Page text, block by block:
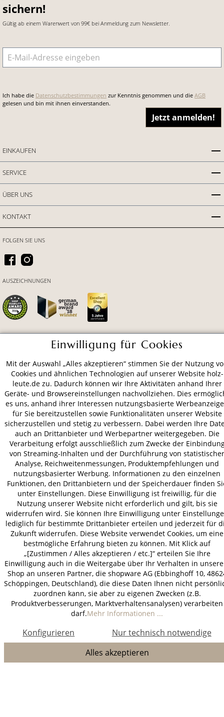
sichern!
Gültig ab einem Warenwert von 99€ bei Anmeldung zum Newsletter.
E-Mail-Adresse
Ich habe die Datenschutzbestimmungen zur Kenntnis genommen und die AGB
gelesen und bin mit ihnen einverstanden.
Jetzt anmelden!
EINKAUFEN
SERVICE
ÜBER UNS
KONTAKT
FOLGEN SIE UNS
AUSZEICHNUNGEN
AGB Datenschutz
Impressum
© 2026 HOLZ-LEUTE
* Alle Preise inkl. gesetzl. Mehrwertsteuer zzgl.
Versandkosten
Einwilligung für Cookies
Mit der Auswahl „Alles akzeptieren“ stimmen Sie der Nutzung
Cookies und ähnlichen Technologien auf unserer Website holz-
leute.de zu. Dadurch können wir Ihre Aktivitäten anhand Ihrer
Geräte- und Browsereinstellungen nachvollziehen. Dies
es uns, anhand ihrer Interessen nutzungsbasierte
für Sie bereitzustellen sowie Funktionalitäten unserer Website
sicherzustellen und stetig zu verbessern. Dabei werden Ihre
auch an Drittanbieter und Werbepartner weitergegeben. Die
Verarbeitung erfolgt ausschließlich zum Zwecke der
von Streaming-Inhalten und der Durchführung von statistischer
Analyse, Reichweitenmessungen, Produktempfehlungen und
nutzungsbasierter Werbung. Informationen zu den einzelnen
Funktionen, den Drittanbietern und der Speicherdauer finden
unter Einstellungen. Diese Einwilligung ist freiwillig, für die
Nutzung unserer Website nicht erforderlich und gilt, bis sie
widerrufen wird. Sie können Ihre Einwilligung unter
lediglich für bestimmte Drittanbieter erteilen und jederzeit für
Zukunft widerrufen. Diese Website verwendet Cookies, um eine
bestmögliche Erfahrung bieten zu können. Mit Klick auf
„[Zustimmen / Alles akzeptieren / etc.]“ erteilen Sie Ihre
Einwilligung auch in die Weitergabe über Ihr Verhalten in
Shop an unseren Partner, die shopware AG (Ebbinghoff 10,
Schöppingen, Deutschland), die diese Daten Ihnen nicht
zuordnen kann, sie aber zu eigenen Zwecken (z.B.
Produktverbesserungen, Marktverhaltensanalysen) verarbeiten
darf.Mehr Informationen ...
Nur technisch notwendige
Konfigurieren
Alles akzeptieren